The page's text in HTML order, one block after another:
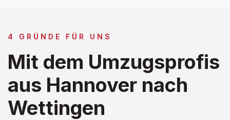
4 GRÜNDE FÜR UNS
Mit dem Umzugsprofis
aus Hannover nach
Wettingen